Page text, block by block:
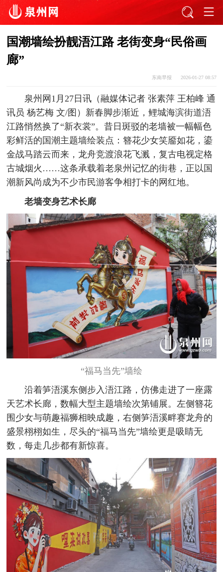
国潮墙绘扮靓浯江路 老街变身“民俗画
廊”
东南早报 2026-01-27 08:57
泉州网1月27日讯（融媒体记者 张素萍 王柏峰 通
讯员 杨艺梅 文/图）新春脚步渐近，鲤城海滨街道浯
江路悄然换了“新衣裳”。昔日斑驳的老墙被一幅幅色
彩鲜活的国潮主题墙绘装点：簪花少女笑靥如花，鎏
金战马踏云而来，龙舟竞渡浪花飞溅，复古电视定格
古城烟火……这条承载着老泉州记忆的街巷，正以国
潮新风尚成为不少市民游客争相打卡的网红地。
老墙变身艺术长廊
“福马当先”墙绘
沿着笋浯溪东侧步入浯江路，仿佛走进了一座露
天艺术长廊，数幅大型主题墙绘次第铺展。左侧簪花
围少女与萌趣福狮相映成趣，右侧笋浯溪畔赛龙舟的
盛景栩栩如生，尽头的“福马当先”墙绘更是吸睛无
数，每走几步都有新惊喜。